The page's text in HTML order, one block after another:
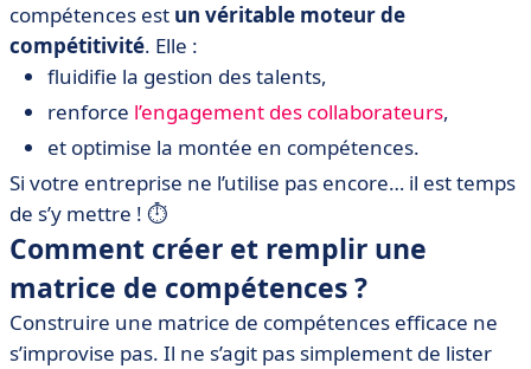
compétences est un véritable moteur de
compétitivité. Elle :
fluidifie la gestion des talents,
renforce l’engagement des collaborateurs,
et optimise la montée en compétences.
Si votre entreprise ne l’utilise pas encore… il est temps
de s’y mettre ! ⏱️
Comment créer et remplir une
matrice de compétences ?
Construire une matrice de compétences efficace ne
s’improvise pas. Il ne s’agit pas simplement de lister